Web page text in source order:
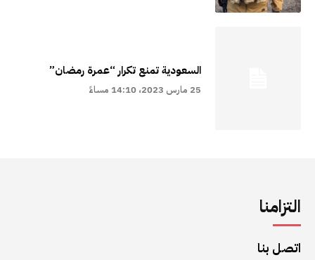
السعودية تمنع تكرار “عمرة رمضان”
25 مارس 2023، 14:10 مساءً
التزامنا
اتصل بنا